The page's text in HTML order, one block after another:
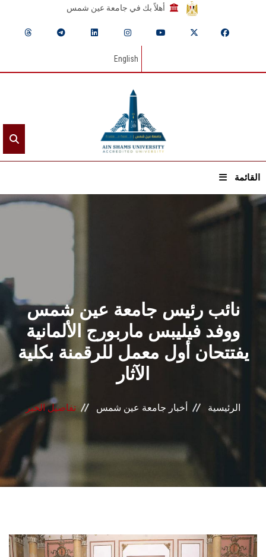
أهلاً بك في جامعة عين شمس
English
القائمة
القطاعـات
الشئون الأكاديمية
البحث العلمي
الرعاية الصحية
المراكز والوحدات
الأنظمة الذكية
الإعلام
الطلاب
نائب رئيس جامعة عين شمس
ووفد فيليبس ماربورج الألمانية
يفتتحان أول معمل للرقمنة بكلية
الآثار
الرئيسية أخبار جامعة عين شمس تفاصيل الخبر